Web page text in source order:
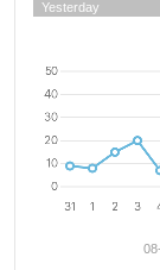
Yesterday